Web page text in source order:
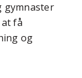
få
og